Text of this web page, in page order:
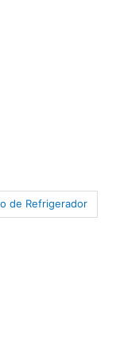
de Refrigerador